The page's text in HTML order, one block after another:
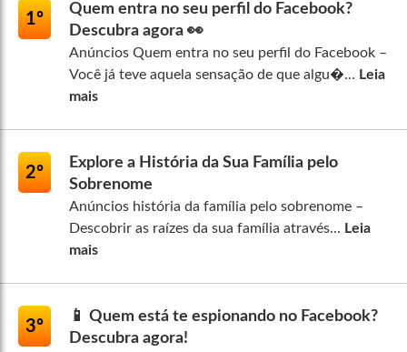
1º
Quem entra no seu perfil do Facebook?
Descubra agora 👀
Anúncios Quem entra no seu perfil do Facebook –
Você já teve aquela sensação de que algu�... Leia
mais
2º
Explore a História da Sua Família pelo
Sobrenome
Anúncios história da família pelo sobrenome –
Descobrir as raízes da sua família através... Leia
mais
3º
📱 Quem está te espionando no Facebook?
Descubra agora!